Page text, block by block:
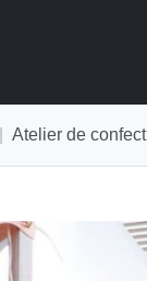
Atelier de